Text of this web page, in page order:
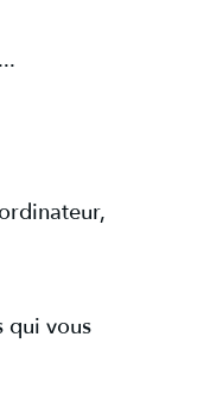
qui vous